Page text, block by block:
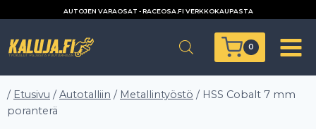
AUTOJEN VARAOSAT - RACEOSA.FI VERKKOKAUPASTA
0
/ Etusivu / Autotalliin / Metallintyöstö / HSS Cobalt 7 mm
poranterä